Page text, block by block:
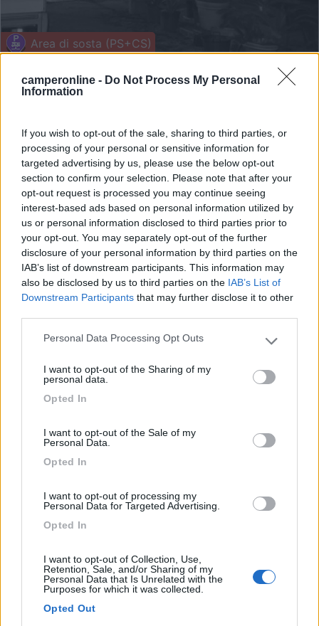
camperonline - Do Not Process My Personal
Information
If you wish to opt-out of the sale, sharing to third parties, or
processing of your personal or sensitive information for
targeted advertising by us, please use the below opt-out
section to confirm your selection. Please note that after your
opt-out request is processed you may continue seeing
interest-based ads based on personal information utilized by
us or personal information disclosed to third parties prior to
your opt-out. You may separately opt-out of the further
disclosure of your personal information by third parties on the
IAB’s list of downstream participants. This information may
also be disclosed by us to third parties on the IAB’s List of
Downstream Participants that may further disclose it to other
Please note that this website/app uses one or more Google
not limited to your visit or usage behaviour. You may click to
grant or deny consent to Google and its third-party tags to
use your data for below specified purposes in below Google
Personal Data Processing Opt Outs
I want to opt-out of the Sharing of my
personal data.
Opted In
I want to opt-out of the Sale of my
Personal Data.
Opted In
I want to opt-out of processing my
Personal Data for Targeted Advertising.
Opted In
I want to opt-out of Collection, Use,
Retention, Sale, and/or Sharing of my
Personal Data that Is Unrelated with the
Purposes for which it was collected.
Opted Out
Area di sosta (PS+CS)
Il Casale degli Oleandri
Presso l'azienda agricola area camper recintata con 8
pos...
Cisterna di Latina (LT) - 14.2km
Via Castrum, 14 - Loc. Doganella di Ninfa
Area di sosta (AA)
9 1
Servizi / Posizione
Dispone di zona riservata per la sosta camper dotata di